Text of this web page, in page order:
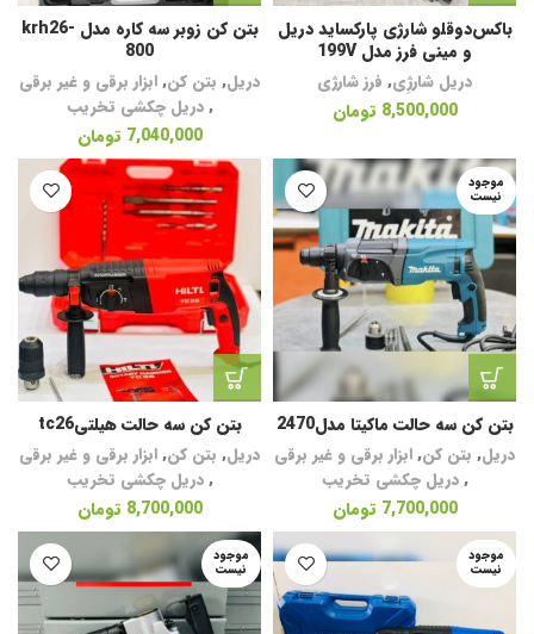
باکس‌دوقلو شارژی پارکساید دریل
و مینی فرز مدل 199V
دریل شارژِی, فرز شارژی
8,500,000 تومان
بتن کن زوبر سه کاره مدل krh26-
800
دریل, بتن کن,ابزار برقی و غیر برقی
,دریل چکشی تخریب
7,040,000 تومان
موجود
نیست
بتن کن سه حالت ماکیتا مدل2470
دریل, بتن کن,ابزار برقی و غیر برقی
,دریل چکشی تخریب
7,700,000 تومان
بتن کن سه حالت هیلتیtc26
دریل, بتن کن,ابزار برقی و غیر برقی
,دریل چکشی تخریب
8,700,000 تومان
موجود
نیست
موجود
نیست